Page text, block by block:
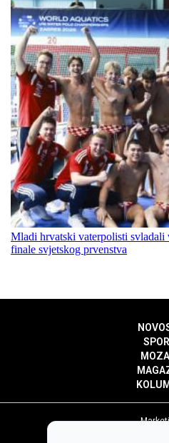
Mladi hrvatski vaterpolisti
finale svjetskog prvenstva